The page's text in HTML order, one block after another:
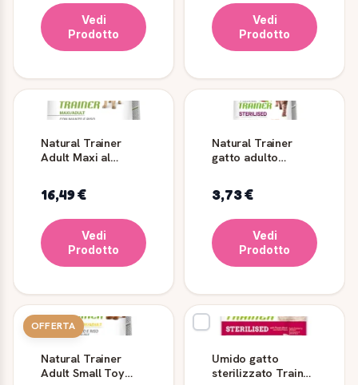
Vedi
Prodotto
Vedi
Prodotto
Natural Trainer
Adult Maxi al
16,49 €
Vedi
Prodotto
Natural Trainer
gatto adulto
3,73 €
Vedi
Prodotto
OFFERTA
Natural Trainer
Adult Small Toy
Umido gatto
sterilizzato Trainer